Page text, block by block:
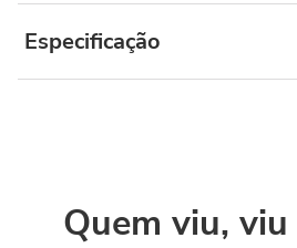
Especificação
Quem viu,